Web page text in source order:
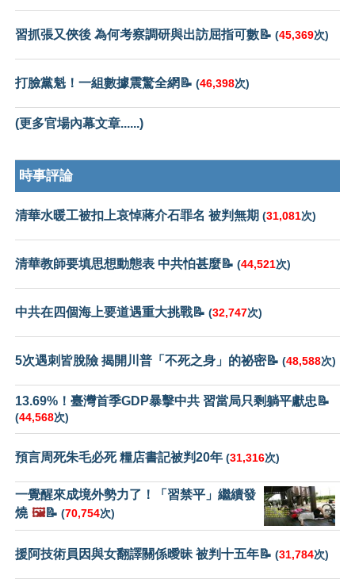
習抓張又俠後 為何考察調研與出訪屈指可數📝 (45,369次)
打臉黨魁！一組數據震驚全網📝 (46,398次)
(更多官場內幕文章......)
時事評論
清華水暖工被扣上哀悼蔣介石罪名 被判無期 (31,081次)
清華教師要填思想動態表 中共怕甚麼📝 (44,521次)
中共在四個海上要道遇重大挑戰📝 (32,747次)
5次遇刺皆脫險 揭開川普「不死之身」的祕密📝 (48,588次)
13.69%！臺灣首季GDP暴擊中共 習當局只剩躺平獻忠📝
(44,568次)
預言周死朱毛必死 糧店書記被判20年 (31,316次)
一覺醒來成境外勢力了！「習禁平」繼續發
燒 🖼️📝 (70,754次)
援阿技術員因與女翻譯關係曖昧 被判十五年📝 (31,784次)